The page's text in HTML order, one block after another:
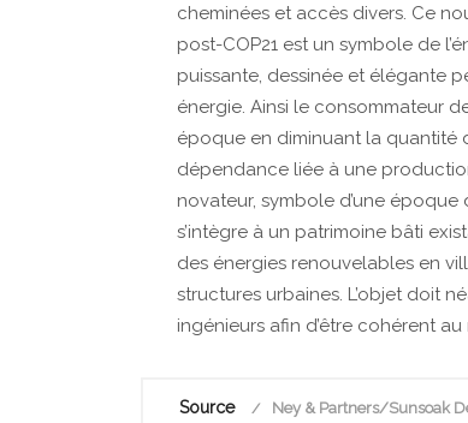
che­minées et accès divers. Ce
post-COP21 est un symbole de
puissante, dessinée et élégante
énergie. Ainsi le consommateur
époque en di­minuant la quantité
dépendance liée à une
novateur, symbole d’une
s’intègre à un patrimoine bâti
des énergies renouvelables en
structures urbaines. L’objet doit
ingénieurs afin d’être cohérent
Source Ney & Partners/Sunsoak